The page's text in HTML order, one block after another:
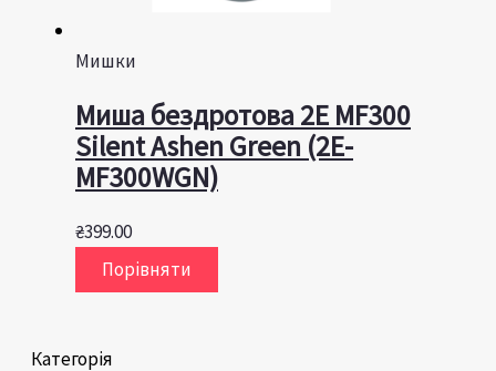
Категорія
Мишки
Миша бездротова 2E MF300
Silent Ashen Green (2E-
MF300WGN)
₴399.00
Порівняти